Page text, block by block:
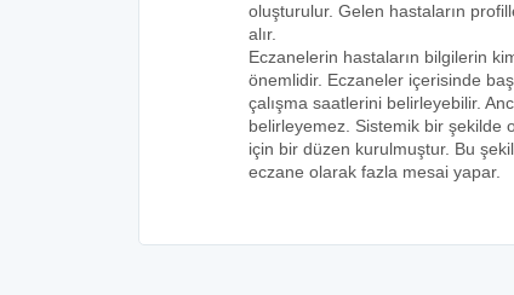
oluşturulur. Gelen hastaların
alır.
Eczanelerin hastaların bilgilerin
önemlidir. Eczaneler içerisinde
çalışma saatlerini belirleyebilir.
belirleyemez. Sistemik bir şekilde
için bir düzen kurulmuştur. Bu
eczane olarak fazla mesai yapar.